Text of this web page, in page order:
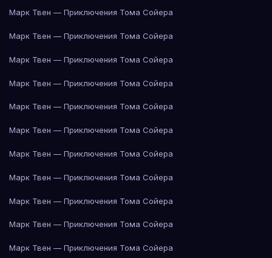
Марк Твен — Приключения Тома Сойера
Марк Твен — Приключения Тома Сойера
Марк Твен — Приключения Тома Сойера
Марк Твен — Приключения Тома Сойера
Марк Твен — Приключения Тома Сойера
Марк Твен — Приключения Тома Сойера
Марк Твен — Приключения Тома Сойера
Марк Твен — Приключения Тома Сойера
Марк Твен — Приключения Тома Сойера
Марк Твен — Приключения Тома Сойера
Марк Твен — Приключения Тома Сойера